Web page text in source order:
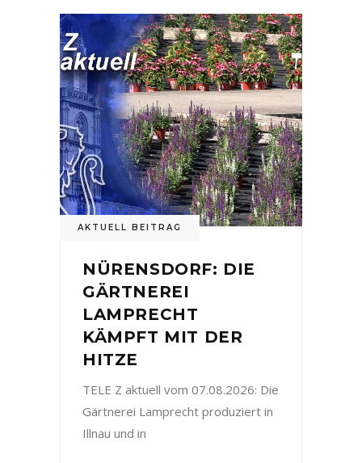
AKTUELL BEITRAG
NÜRENSDORF: DIE
GÄRTNEREI
LAMPRECHT
KÄMPFT MIT DER
HITZE
TELE Z aktuell vom 07.08.2026: Die
Gärtnerei Lamprecht produziert in
Illnau und in